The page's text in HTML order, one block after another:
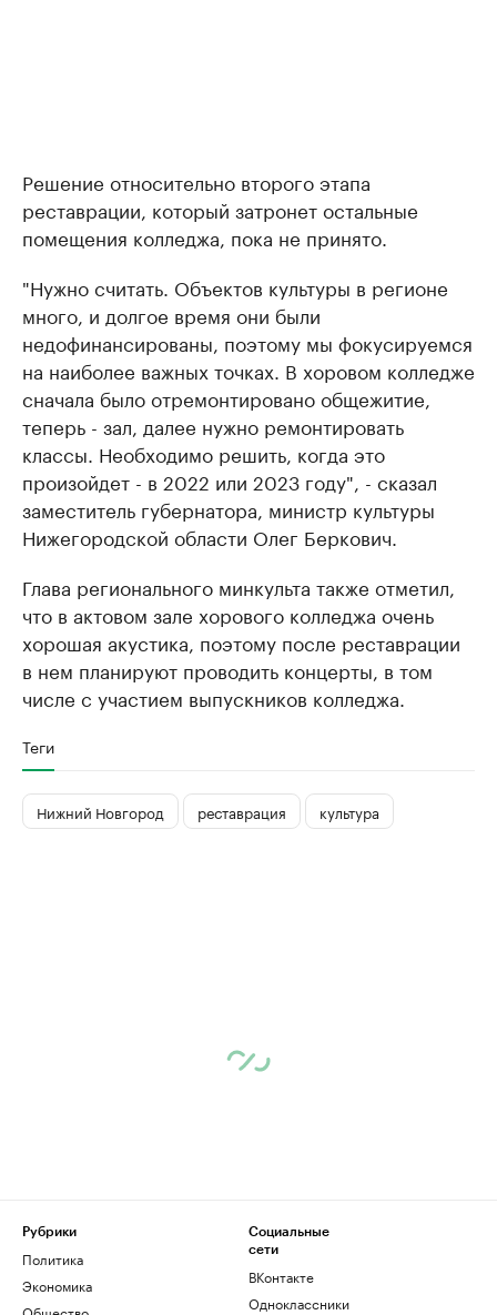
Решение относительно второго этапа
реставрации, который затронет остальные
помещения колледжа, пока не принято.
"Нужно считать. Объектов культуры в регионе
много, и долгое время они были
недофинансированы, поэтому мы фокусируемся
на наиболее важных точках. В хоровом колледже
сначала было отремонтировано общежитие,
теперь - зал, далее нужно ремонтировать
классы. Необходимо решить, когда это
произойдет - в 2022 или 2023 году", - сказал
заместитель губернатора, министр культуры
Нижегородской области Олег Беркович.
Глава регионального минкульта также отметил,
что в актовом зале хорового колледжа очень
хорошая акустика, поэтому после реставрации
в нем планируют проводить концерты, в том
числе с участием выпускников колледжа.
Теги
Нижний Новгород реставрация культура
Рубрики
Политика
Экономика
Социальные
сети
ВКонтакте
Одноклассники